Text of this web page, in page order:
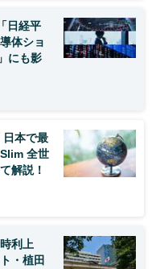
日経平
体ショ
にも影
日本で最
全世
解説！
利上
・植田